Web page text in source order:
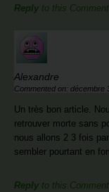
Reply to this Comment
Alexandre
Commented on: décembre
Un très bon article.
retrouver morte sans
nous allons 2 3 fois
sembler pourtant en
Reply to this Comment